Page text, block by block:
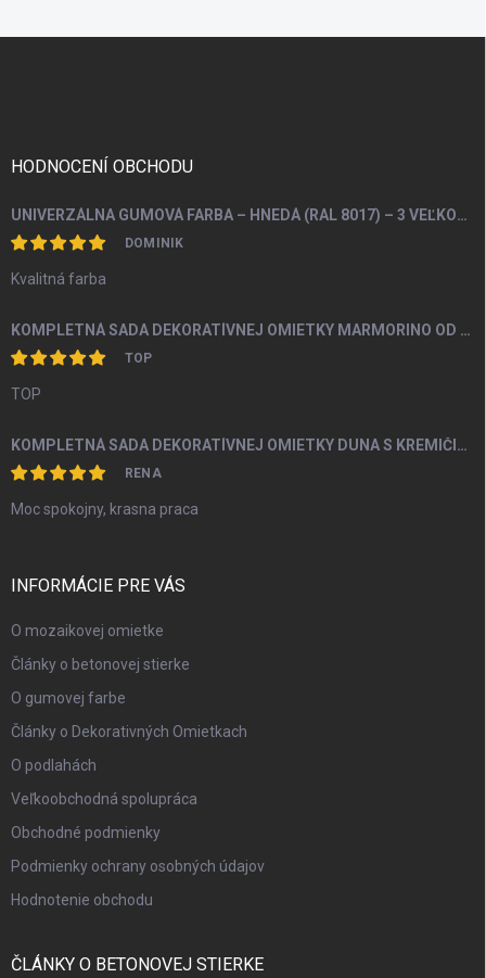
HODNOCENÍ OBCHODU
UNIVERZÁLNA GUMOVÁ FARBA – HNEDÁ (RAL 8017) – 3 VEĽKOSTI BALENIA
DOMINIK
Kvalitná farba
KOMPLETNÁ SADA DEKORATÍVNEJ OMIETKY MARMORINO OD 4M2
TOP
TOP
KOMPLETNÁ SADA DEKORATÍVNEJ OMIETKY DUNA S KREMIČITÝM PIESKOM A PERLEŤOU OD 5M2
RENA
Moc spokojny, krasna praca
INFORMÁCIE PRE VÁS
O mozaikovej omietke
Články o betonovej stierke
O gumovej farbe
Články o Dekorativných Omietkach
O podlahách
Veľkoobchodná spolupráca
Obchodné podmienky
Podmienky ochrany osobných údajov
Hodnotenie obchodu
ČLÁNKY O BETONOVEJ STIERKE